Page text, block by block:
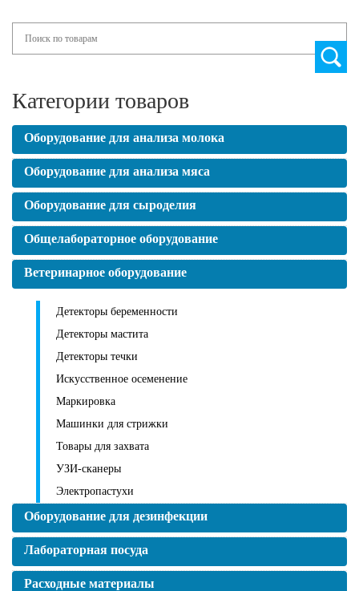
Категории товаров
Оборудование для анализа молока
Оборудование для анализа мяса
Оборудование для сыроделия
Общелабораторное оборудование
Ветеринарное оборудование
Детекторы беременности
Детекторы мастита
Детекторы течки
Искусственное осеменение
Маркировка
Машинки для стрижки
Товары для захвата
УЗИ-сканеры
Электропастухи
Оборудование для дезинфекции
Лабораторная посуда
Расходные материалы